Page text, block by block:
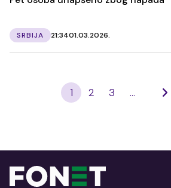
SRBIJA 21:3401.03.2026.
1 2 3 ...